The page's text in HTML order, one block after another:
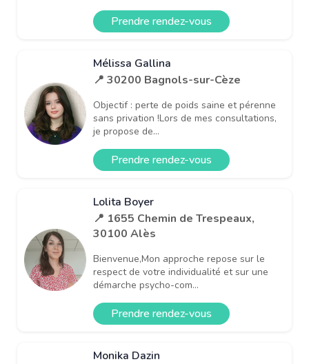
Prendre rendez-vous
Mélissa Gallina
📍 30200 Bagnols-sur-Cèze
Objectif : perte de poids saine et pérenne
sans privation !Lors de mes consultations,
je propose de...
Prendre rendez-vous
Lolita Boyer
📍 1655 Chemin de Trespeaux,
30100 Alès
Bienvenue,Mon approche repose sur le
respect de votre individualité et sur une
démarche psycho-com...
Prendre rendez-vous
Monika Dazin